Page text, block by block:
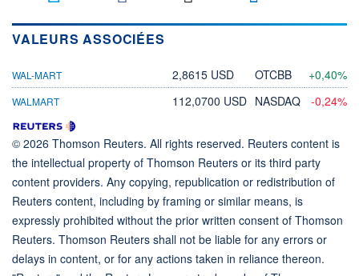
VALEURS ASSOCIÉES
WAL-MART 2,8615 USD OTCBB +0,40%
WALMART 112,0700 USD NASDAQ -0,24%
© 2026 Thomson Reuters. All rights reserved. Reuters content is
the intellectual property of Thomson Reuters or its third party
content providers. Any copying, republication or redistribution of
Reuters content, including by framing or similar means, is
expressly prohibited without the prior written consent of Thomson
Reuters. Thomson Reuters shall not be liable for any errors or
delays in content, or for any actions taken in reliance thereon.